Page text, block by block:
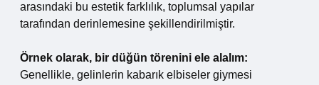
arasındaki bu estetik farklılık, toplumsal yapılar
tarafından derinlemesine şekillendirilmiştir.
Örnek olarak, bir düğün törenini ele alalım:
Genellikle, gelinlerin kabarık elbiseler giymesi